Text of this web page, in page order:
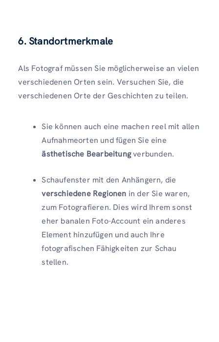
6. Standortmerkmale
Als Fotograf müssen Sie möglicherweise an vielen
verschiedenen Orten sein. Versuchen Sie, die
verschiedenen Orte der Geschichten zu teilen.
Sie können auch eine machen reel mit allen
Aufnahmeorten und fügen Sie eine
ästhetische Bearbeitungverbunden.
Schaufenster mit den Anhängern, die
verschiedene Regionen in der Sie waren,
zum Fotografieren. Dies wird Ihrem sonst
eher banalen Foto-Account ein anderes
Element hinzufügen und auch Ihre
fotografischen Fähigkeiten zur Schau
stellen.